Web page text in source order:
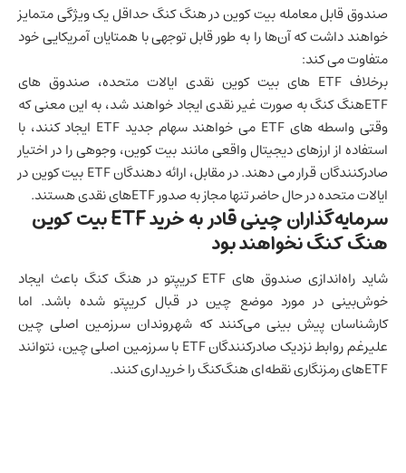
صندوق قابل معامله بیت کوین در هنگ کنگ حداقل یک ویژگی متمایز
خواهند داشت که آن‌ها را به طور قابل توجهی با همتایان آمریکایی خود
متفاوت می کند:
برخلاف ETF های بیت کوین نقدی ایالات متحده، صندوق های
ETFهنگ کنگ به صورت غیر نقدی ایجاد خواهند شد، به این معنی که
وقتی واسطه های ETF می خواهند سهام جدید ETF ایجاد کنند، با
استفاده از ارزهای دیجیتال واقعی مانند بیت کوین، وجوهی را در اختیار
صادرکنندگان قرار می دهند. در مقابل، ارائه دهندگان ETF بیت کوین در
ایالات متحده در حال حاضر تنها مجاز به صدور ETFهای نقدی هستند.
سرمایه‌گذاران چینی قادر به خرید ETF بیت کوین
هنگ کنگ نخواهند بود
شاید راه‌اندازی صندوق های ETF کریپتو در هنگ کنگ باعث ایجاد
خوش‌بینی در مورد موضع چیندر قبال کریپتو شده باشد. اما
کارشناسان پیش بینی می‌کنند که شهروندان سرزمین اصلی چین
علیرغم روابط نزدیک صادرکنندگان ETF با سرزمین اصلی چین، نتوانند
ETF‌های رمزنگاری نقطه‌ای هنگ‌کنگ را خریداری کنند.